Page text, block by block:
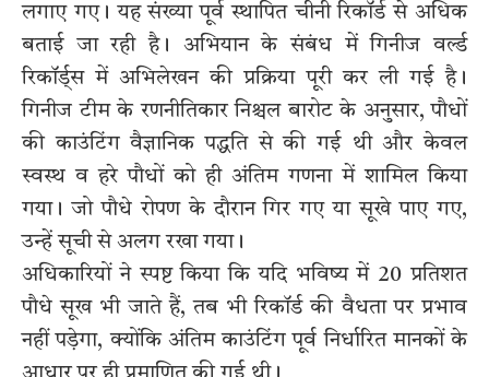
लगाए गए। यह संख्या पूर्व स्थापित चीनी रिकॉर्ड से अधिक
बताई जा रही है। अभियान के संबंध में गिनीज वर्ल्ड
रिकॉर्ड्स में अभिलेखन की प्रक्रिया पूरी कर ली गई है।
गिनीज टीम के रणनीतिकार निश्चल बारोट के अनुसार, पौधों
की काउंटिंग वैज्ञानिक पद्धति से की गई थी और केवल
स्वस्थ व हरे पौधों को ही अंतिम गणना में शामिल किया
गया। जो पौधे रोपण के दौरान गिर गए या सूखे पाए गए,
उन्हें सूची से अलग रखा गया।
अधिकारियों ने स्पष्ट किया कि यदि भविष्य में 20 प्रतिशत
पौधे सूख भी जाते हैं, तब भी रिकॉर्ड की वैधता पर प्रभाव
नहीं पड़ेगा, क्योंकि अंतिम काउंटिंग पूर्व निर्धारित मानकों के